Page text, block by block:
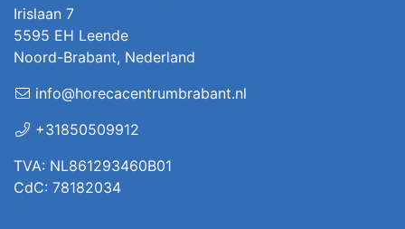
Irislaan 7
5595 EH Leende
Noord-Brabant, Nederland
info@horecacentrumbrabant.nl
+31850509912
TVA: NL861293460B01
CdC: 78182034